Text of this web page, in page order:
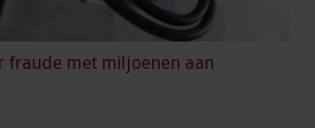
fraude met miljoenen aan